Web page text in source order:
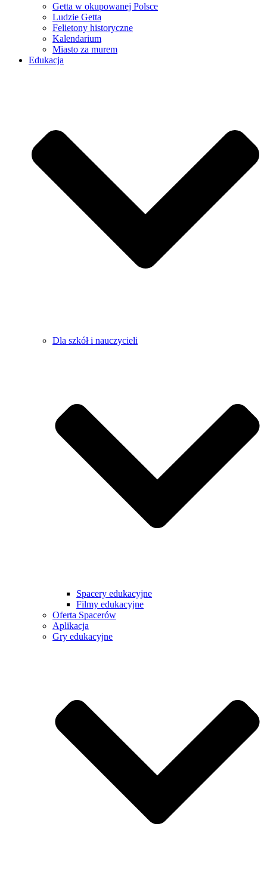
Getta w okupowanej Polsce
Ludzie Getta
Felietony historyczne
Kalendarium
Miasto za murem
Edukacja
Dla szkół i nauczycieli
Spacery edukacyjne
Filmy edukacyjne
Oferta Spacerów
Aplikacja
Gry edukacyjne